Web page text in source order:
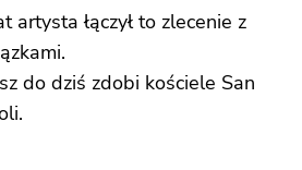
artysta łączył to zlecenie z
do dziś zdobi kościele San